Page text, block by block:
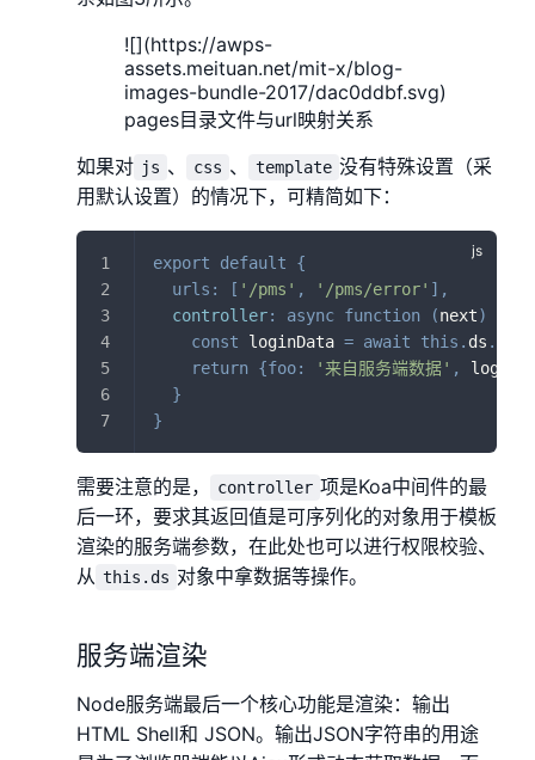
![](https://awps-
assets.meituan.net/mit-x/blog-
images-bundle-2017/dac0ddbf.svg)
pages目录文件与url映射关系
如果对 js 、 css 、 template 没有特殊设置（采
用默认设置）的情况下，可精简如下：
export default
{
urls : [ '/pms' , '/pms/error' ] ,
controller: async function (next)
const loginData = await this . ds .
return {foo: '来自服务端数据' ,
}
}
需要注意的是， controller 项是Koa中间件的最
后一环，要求其返回值是可序列化的对象用于模板
渲染的服务端参数，在此处也可以进行权限校验、
从 this.ds 对象中拿数据等操作。
服务端渲染
Node服务端最后一个核心功能是渲染：输出
HTML Shell和 JSON。输出JSON字符串的用途